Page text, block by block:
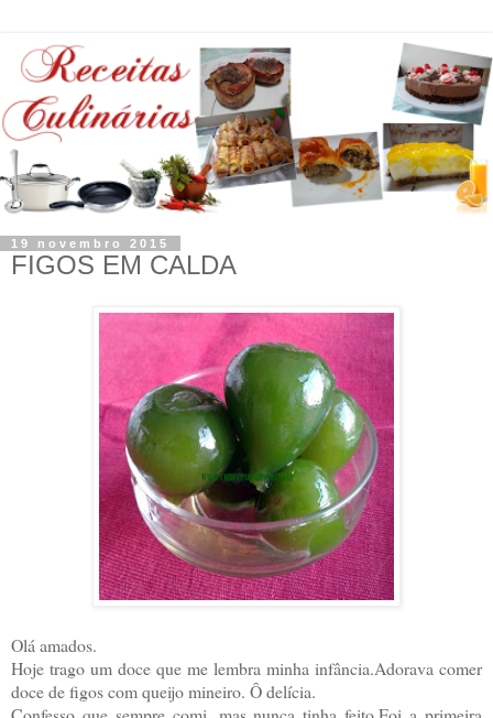
19 novembro 2015
FIGOS EM CALDA
Olá amados.
Hoje trago um doce que me lembra minha infância.Adorava comer
doce de figos com queijo mineiro. Ô delícia.